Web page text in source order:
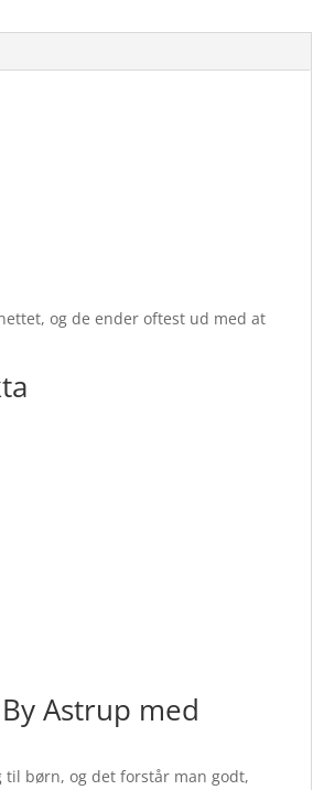
og de ender oftest ud med at
Astrup med
børn, og det forstår man godt,